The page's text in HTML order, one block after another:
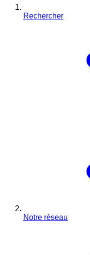
Rechercher
Notre réseau